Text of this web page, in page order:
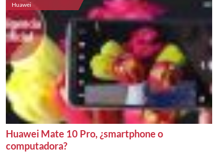
Huawei
Huawei Mate 10 Pro, ¿smartphone o
computadora?